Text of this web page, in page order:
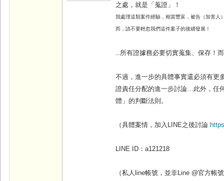
之處，就是「蒐證」！
我處理這類案件經驗，相當豐富，被告（加害人
而，請不要輕忽我們這件案子的後續發展！
...所有證據務必要切實蒐集、保存！
不過，進一步的具體事實還必須有更
證責任分配的進一步討論…此外，任
體」的判斷法則。
（具體案情，加入 LINE之後討論
LINE ID ：a121218
（私人line帳號，並非Line @官方帳